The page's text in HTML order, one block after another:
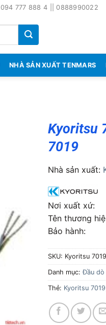
094 777 888 4 || 0888990022
NHÀ SẢN XUẤT TENMARS
Kyoritsu
7019
Nhà sản xuất:
Nơi xuất
Tên thương
Bảo
SKU: Kyoritsu 7019
Danh mục:Đầu dò
Thẻ: Kyoritsu 7019